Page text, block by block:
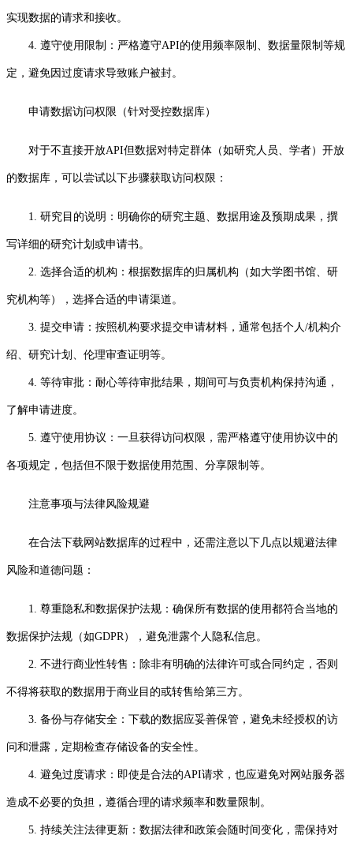
实现数据的请求和接收。
4. 遵守使用限制：严格遵守API的使用频率限制、数据量限制等规
定，避免因过度请求导致账户被封。
申请数据访问权限（针对受控数据库）
对于不直接开放API但数据对特定群体（如研究人员、学者）开放
的数据库，可以尝试以下步骤获取访问权限：
1. 研究目的说明：明确你的研究主题、数据用途及预期成果，撰
写详细的研究计划或申请书。
2. 选择合适的机构：根据数据库的归属机构（如大学图书馆、研
究机构等），选择合适的申请渠道。
3. 提交申请：按照机构要求提交申请材料，通常包括个人/机构介
绍、研究计划、伦理审查证明等。
4. 等待审批：耐心等待审批结果，期间可与负责机构保持沟通，
了解申请进度。
5. 遵守使用协议：一旦获得访问权限，需严格遵守使用协议中的
各项规定，包括但不限于数据使用范围、分享限制等。
注意事项与法律风险规避
在合法下载网站数据库的过程中，还需注意以下几点以规避法律
风险和道德问题：
1. 尊重隐私和数据保护法规：确保所有数据的使用都符合当地的
数据保护法规（如GDPR），避免泄露个人隐私信息。
2. 不进行商业性转售：除非有明确的法律许可或合同约定，否则
不得将获取的数据用于商业目的或转售给第三方。
3. 备份与存储安全：下载的数据应妥善保管，避免未经授权的访
问和泄露，定期检查存储设备的安全性。
4. 避免过度请求：即使是合法的API请求，也应避免对网站服务器
造成不必要的负担，遵循合理的请求频率和数量限制。
5. 持续关注法律更新：数据法律和政策会随时间变化，需保持对